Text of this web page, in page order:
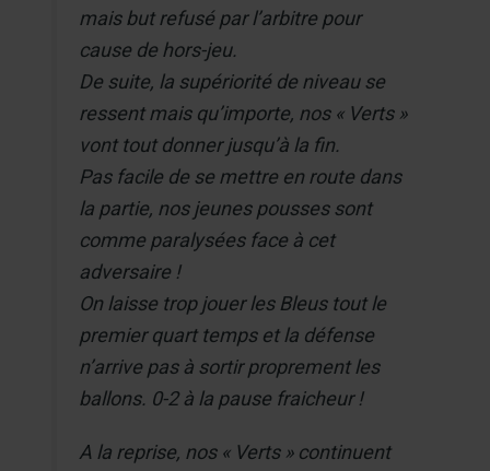
mais but refusé par l’arbitre pour
cause de hors-jeu.
De suite, la supériorité de niveau se
ressent mais qu’importe, nos « Verts »
vont tout donner jusqu’à la fin.
Pas facile de se mettre en route dans
la partie, nos jeunes pousses sont
comme paralysées face à cet
adversaire !
On laisse trop jouer les Bleus tout le
premier quart temps et la défense
n’arrive pas à sortir proprement les
ballons. 0-2 à la pause fraicheur !
A la reprise, nos « Verts » continuent